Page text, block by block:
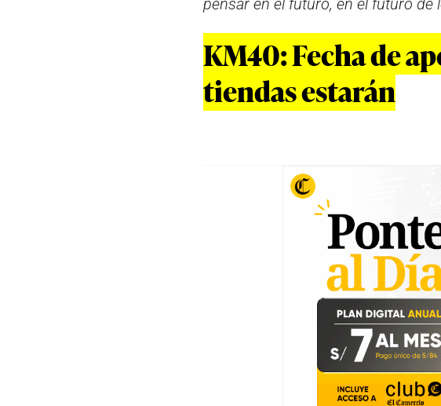
pensar en el futuro, en el futuro de
KM40: Fecha de
tiendas estarán